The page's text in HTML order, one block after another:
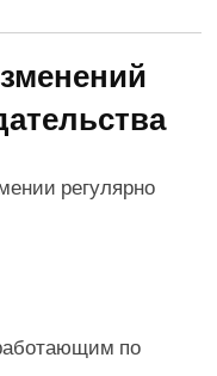
регулярно
по